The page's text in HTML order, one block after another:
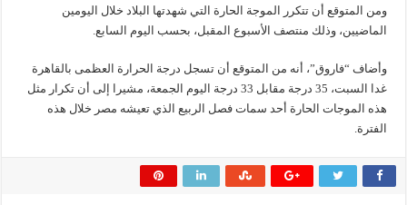
ومن المتوقع أن تتكرر الموجة الحارة التي شهدتها البلاد خلال اليومين
الماضيين، وذلك منتصف الأسبوع المقبل، بحسب اليوم السابع.
وأضاف “فاروق”، أنه من المتوقع أن تسجل درجة الحرارة العظمى بالقاهرة
غدا السبت، 35 درجة مقابل 33 درجة اليوم الجمعة، مشيرا إلى أن تكرار مثل
هذه الموجات الحارة أحد سمات فصل الربيع الذي تعيشه مصر خلال هذه
الفترة.